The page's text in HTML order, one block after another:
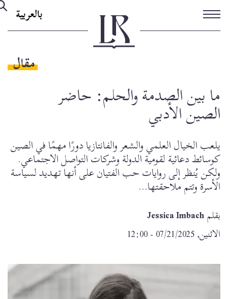
تجاوز
إلى
المحتوى
بالعربية
مقال
ما بين الصدمة والحلم: حاضر
الصين الأدبي
يلعب الخيال العلمي والشعر والفانتازيا دورًا مهمًا في الصين
كوسائط دعائية لقومية الدولة وشركات التواصل الاجتماعي.
ولكن يُنظر إلى روايات حب الفتيان على أنها تهديد لسياسة
الأسرة وتتم ملاحقتها...
بقلمJessica Imbach
الاثنين, 07/21/2025 - 12:00